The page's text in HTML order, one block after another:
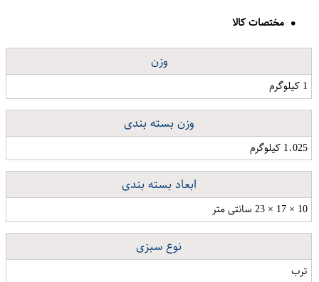
مختصات کالا
وزن
1 کیلوگرم
وزن بسته بندی
1.025 کیلوگرم
ابعاد بسته بندی
10 × 17 × 23 سانتی متر
نوع سبزی
ترب